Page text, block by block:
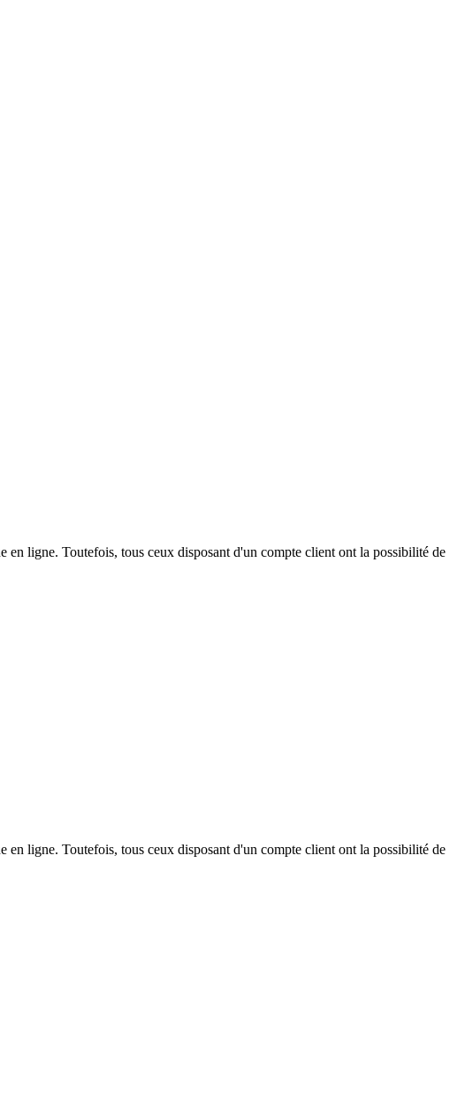
ligne. Toutefois, tous ceux disposant d'un compte client ont la possibilité de
ligne. Toutefois, tous ceux disposant d'un compte client ont la possibilité de